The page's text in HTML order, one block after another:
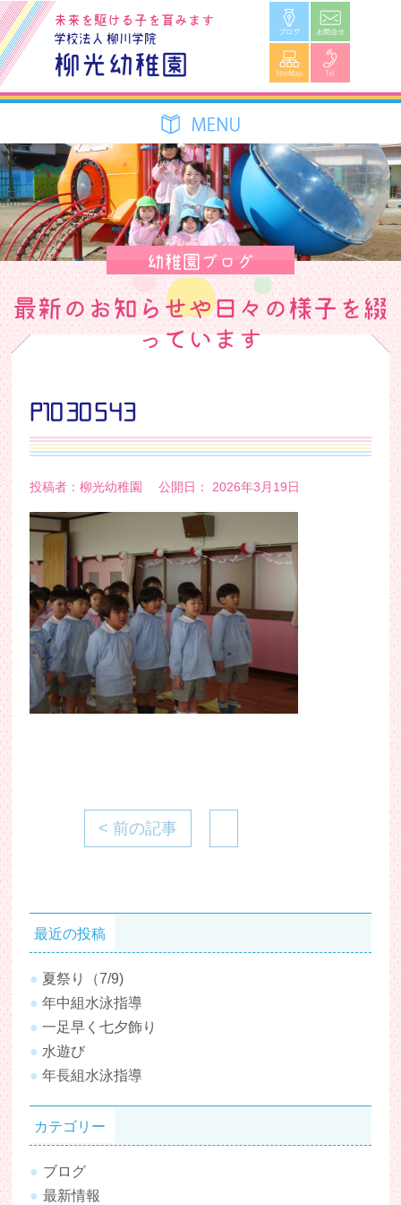
学校法人 柳川学院
柳光幼稚園
未来を駆ける子を育みます ブログ
SiteMap
幼稚園ブログ
最新のお知らせや日々の様子を綴
っています
P1030543
投稿者：柳光幼稚園 公開日： 2026年3月19日
< 前の記事
最近の投稿
夏祭り（7/9)
年中組水泳指導
一足早く七夕飾り
水遊び
年長組水泳指導
カテゴリー
ブログ
最新情報